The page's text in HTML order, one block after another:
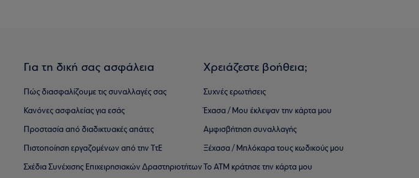
Για τη δική σας ασφάλεια
Πώς διασφαλίζουμε τις συναλλαγές σας
Κανόνες ασφαλείας για εσάς
Προστασία από διαδικτυακές απάτες
Πιστοποίηση εργαζομένων από την ΤτΕ
Σχέδια Συνέχισης Επιχειρησιακών ∆ραστηριοτήτων
Χρειάζεστε βοήθεια;
Συχνές ερωτήσεις
Έχασα / Μου έκλεψαν την κάρτα μου
Αμφισβήτηση συναλλαγής
Ξέχασα / Μπλόκαρα τους κωδικούς μου
Το ΑΤΜ κράτησε την κάρτα μου